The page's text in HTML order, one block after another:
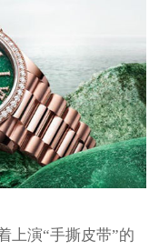
演“手撕皮带”的